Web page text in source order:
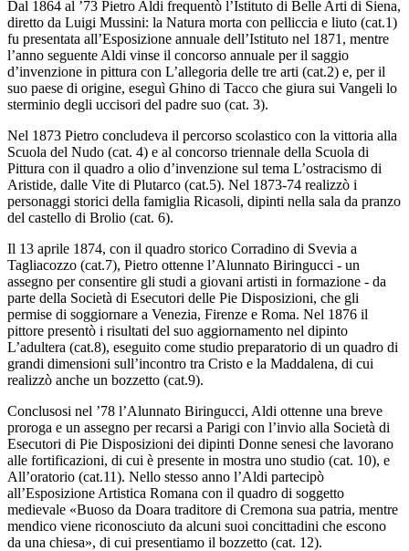
Dal 1864 al ’73 Pietro Aldi frequentò l’Istituto di Belle Arti di Siena,
diretto da Luigi Mussini: la Natura morta con pelliccia e liuto (cat.1)
fu presentata all’Esposizione annuale dell’Istituto nel 1871, mentre
l’anno seguente Aldi vinse il concorso annuale per il saggio
d’invenzione in pittura con L’allegoria delle tre arti (cat.2) e, per il
suo paese di origine, eseguì Ghino di Tacco che giura sui Vangeli lo
sterminio degli uccisori del padre suo (cat. 3).
Nel 1873 Pietro concludeva il percorso scolastico con la vittoria alla
Scuola del Nudo (cat. 4) e al concorso triennale della Scuola di
Pittura con il quadro a olio d’invenzione sul tema L’ostracismo di
Aristide, dalle Vite di Plutarco (cat.5). Nel 1873-74 realizzò i
personaggi storici della famiglia Ricasoli, dipinti nella sala da pranzo
del castello di Brolio (cat. 6).
Il 13 aprile 1874, con il quadro storico Corradino di Svevia a
Tagliacozzo (cat.7), Pietro ottenne l’Alunnato Biringucci - un
assegno per consentire gli studi a giovani artisti in formazione - da
parte della Società di Esecutori delle Pie Disposizioni, che gli
permise di soggiornare a Venezia, Firenze e Roma. Nel 1876 il
pittore presentò i risultati del suo aggiornamento nel dipinto
L’adultera (cat.8), eseguito come studio preparatorio di un quadro di
grandi dimensioni sull’incontro tra Cristo e la Maddalena, di cui
realizzò anche un bozzetto (cat.9).
Conclusosi nel ’78 l’Alunnato Biringucci, Aldi ottenne una breve
proroga e un assegno per recarsi a Parigi con l’invio alla Società di
Esecutori di Pie Disposizioni dei dipinti Donne senesi che lavorano
alle fortificazioni, di cui è presente in mostra uno studio (cat. 10), e
All’oratorio (cat.11). Nello stesso anno l’Aldi partecipò
all’Esposizione Artistica Romana con il quadro di soggetto
medievale «Buoso da Doara traditore di Cremona sua patria, mentre
mendico viene riconosciuto da alcuni suoi concittadini che escono
da una chiesa», di cui presentiamo il bozzetto (cat. 12).